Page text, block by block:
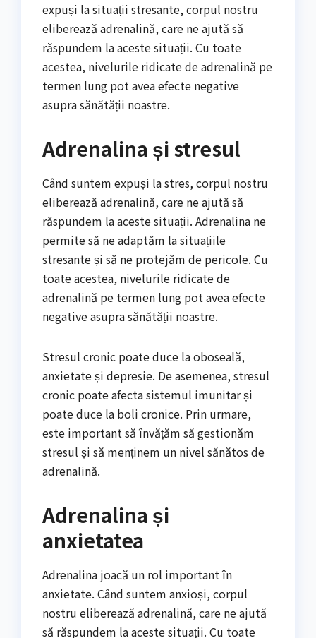
expuși la situații stresante, corpul nostru
eliberează adrenalină, care ne ajută să
răspundem la aceste situații. Cu toate
acestea, nivelurile ridicate de adrenalină pe
termen lung pot avea efecte negative
asupra sănătății noastre.
Adrenalina și stresul
Când suntem expuși la stres, corpul nostru
eliberează adrenalină, care ne ajută să
răspundem la aceste situații. Adrenalina ne
permite să ne adaptăm la situațiile
stresante și să ne protejăm de pericole. Cu
toate acestea, nivelurile ridicate de
adrenalină pe termen lung pot avea efecte
negative asupra sănătății noastre.
Stresul cronic poate duce la oboseală,
anxietate și depresie. De asemenea, stresul
cronic poate afecta sistemul imunitar și
poate duce la boli cronice. Prin urmare,
este important să învățăm să gestionăm
stresul și să menținem un nivel sănătos de
adrenalină.
Adrenalina și
anxietatea
Adrenalina joacă un rol important în
anxietate. Când suntem anxioși, corpul
nostru eliberează adrenalină, care ne ajută
să răspundem la aceste situații. Cu toate